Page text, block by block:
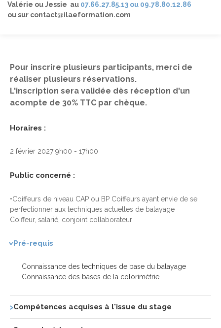
Valérie ou Jessie au 07.66.27.85.13 ou 09.78.80.12.86
ou sur contact@ilaeformation.com
Pour inscrire plusieurs participants, merci de
réaliser plusieurs réservations.
L'inscription sera validée dès réception d'un
acompte de 30% TTC par chèque.
Horaires :
2 février 2027 9h00 - 17h00
Public concerné :
•Coiffeurs de niveau CAP ou BP Coiffeurs ayant envie de se
perfectionner aux techniques actuelles de balayage
Coiffeur, salarié, conjoint collaborateur
Pré-requis
Connaissance des techniques de base du balayage
Connaissance des bases de la colorimétrie
Compétences acquises à l'issue du stage